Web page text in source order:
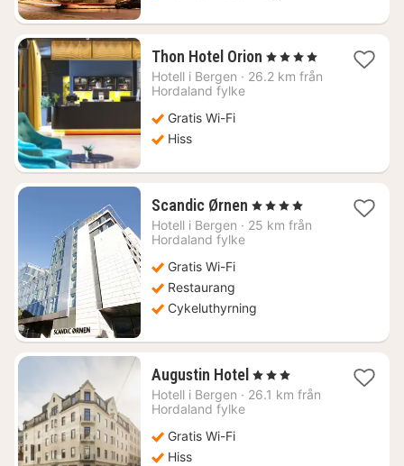
Thon Hotel Orion 1
natt
, 4 Stjärnor
Hotell i Bergen · 26.2 km från
Hordaland fylke
Gratis Wi-Fi
Hiss
Scandic Ørnen 1
natt
, 4 Stjärnor
Hotell i Bergen · 25 km från
Hordaland fylke
Gratis Wi-Fi
Restaurang
Cykeluthyrning
Augustin Hotel 2
nätter
, 3 Stjärnor
Hotell i Bergen · 26.1 km från
Hordaland fylke
Gratis Wi-Fi
Hiss